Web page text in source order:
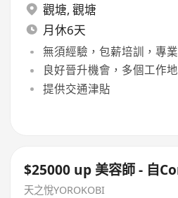
觀塘, 觀塘
月休6天
無須經驗，包薪培訓，專
良好晉升機會，多個工作
提供交通津貼
$25000 up 美容師 - 自
天之悅YOROKOBI